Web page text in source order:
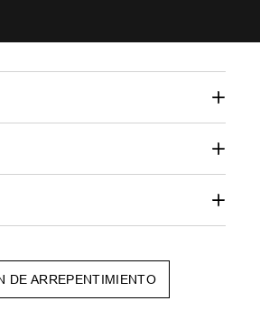
DE ARREPENTIMIENTO